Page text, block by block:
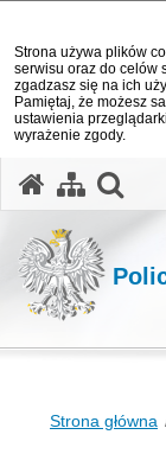
Strona używa plików
serwisu oraz do celów
zgadzasz się na ich
Pamiętaj, że możesz
ustawienia
wyrażenie zgody.
Strona główna